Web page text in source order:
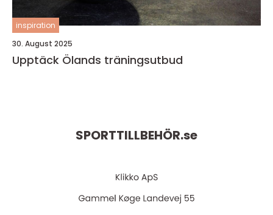
inspiration
30. August 2025
Upptäck Ölands träningsutbud
SPORTTILLBEHÖR.se